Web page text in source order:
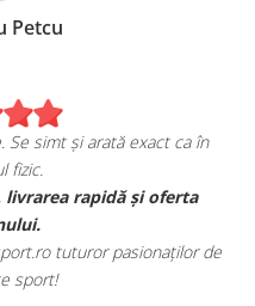
simt și arată exact ca în
rapidă și oferta
tuturor pasionaților de